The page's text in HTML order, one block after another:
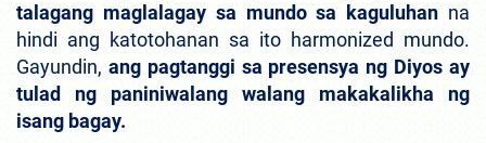
talagang maglalagay sa mundo sa kaguluhan na
hindi ang katotohanan sa ito harmonized mundo.
Gayundin, ang pagtanggi sa presensya ng Diyos ay
tulad ng paniniwalang walang makakalikha ng
isang bagay.